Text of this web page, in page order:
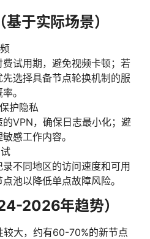
于实际场景）
试用期，避免视频卡顿；若
选择具备节点轮换机制的服
。
护隐私
VPN，确保日志最小化；避
感工作内容。
不同地区的访问速度和可用
池以降低单点故障风险。
2026年趋势）
较大，约有60-70%的新节点